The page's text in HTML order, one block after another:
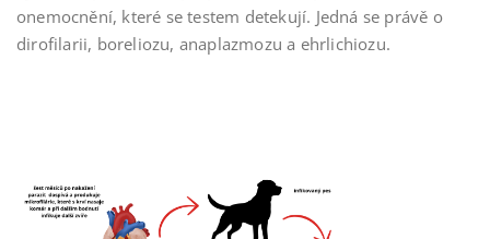
onemocnění, které se testem detekují. Jedná se právě o
dirofilarii, boreliozu, anaplazmozu a ehrlichiozu.